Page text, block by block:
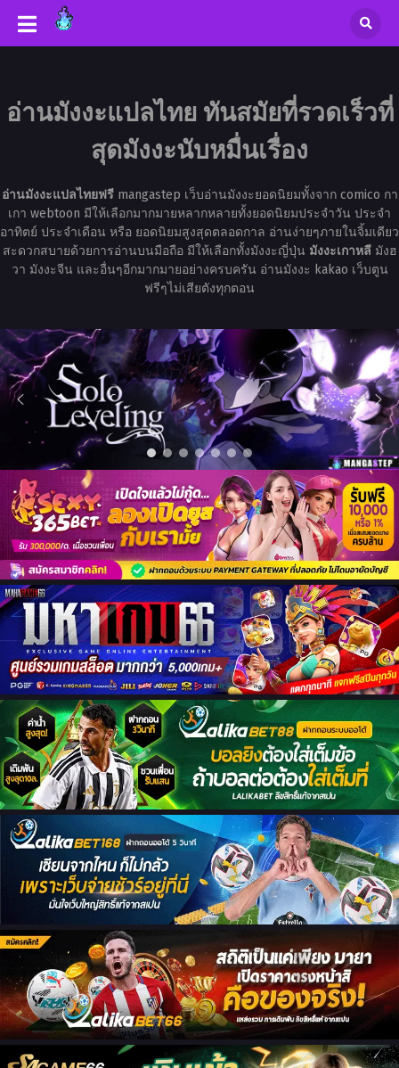
อ่านมังงะแปลไทย ทันสมัยที่รวดเร็วที่
สุดมังงะนับหมื่นเรื่อง
อ่านมังงะแปลไทยฟรีmangastep เว็บอ่านมังงะยอดนิยมทั้งจาก comico กา
เกา webtoon มีให้เลือกมากมายหลากหลายทั้งยอดนิยมประจำวัน ประจำ
อาทิตย์ ประจำเดือน หรือ ยอดนิยมสูงสุดตลอดกาล อ่านง่ายๆภายในจิ้มเดียว
สะดวกสบายด้วยการอ่านบนมือถือ มีให้เลือกทั้งมังงะญี่ปุ่น มังงะเกาหลีมังฮ
วา มังงะจีน และอื่นๆอีกมากมายอย่างครบครัน อ่านมังงะ kakao เว็บตูน
ฟรีๆไม่เสียตังทุกตอน